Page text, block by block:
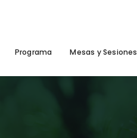
Programa Mesas y Sesiones